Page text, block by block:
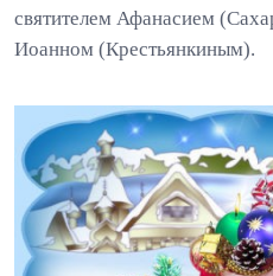
святителем Афанасием
Иоанном (Крестьянкиным).